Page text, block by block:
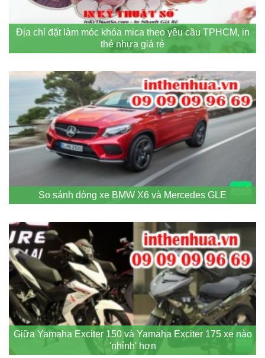
Địa chỉ đặt làm móc khóa mica theo yêu cầu TPHCM, in
thẻ nhựa giá rẻ
So sánh dòng xe BMW X6 và Mercedes GLE
Giữa Yamaha Exciter 150 và Yamaha Exciter 175 xe nào
'nhỉnh' hơn